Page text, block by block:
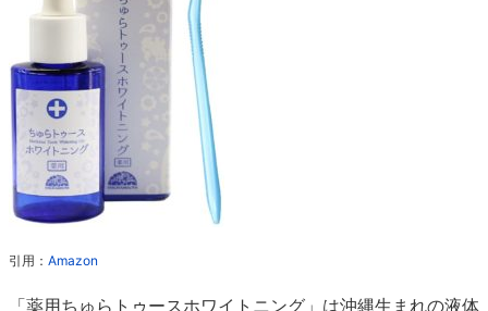
引用： Amazon
「薬用ちゅらトゥースホワイトニング」は沖縄生まれの液体